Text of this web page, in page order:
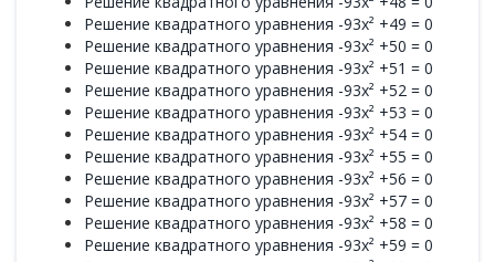
Решение квадратного уравнения -93x² +49 = 0
Решение квадратного уравнения -93x² +50 = 0
Решение квадратного уравнения -93x² +51 = 0
Решение квадратного уравнения -93x² +52 = 0
Решение квадратного уравнения -93x² +53 = 0
Решение квадратного уравнения -93x² +54 = 0
Решение квадратного уравнения -93x² +55 = 0
Решение квадратного уравнения -93x² +56 = 0
Решение квадратного уравнения -93x² +57 = 0
Решение квадратного уравнения -93x² +58 = 0
Решение квадратного уравнения -93x² +59 = 0